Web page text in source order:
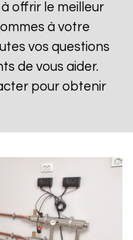
offrir le meilleur
à votre
vos questions
de vous aider.
pour obtenir